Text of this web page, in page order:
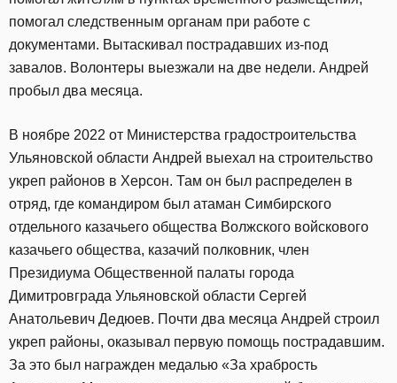
помогал следственным органам при работе с
документами. Вытаскивал пострадавших из-под
завалов. Волонтеры выезжали на две недели. Андрей
пробыл два месяца.
В ноябре 2022 от Министерства градостроительства
Ульяновской области Андрей выехал на строительство
укреп районов в Херсон. Там он был распределен в
отряд, где командиром был атаман Симбирского
отдельного казачьего общества Волжского войскового
казачьего общества, казачий полковник, член
Президиума Общественной палаты города
Димитровграда Ульяновской области Сергей
Анатольевич Дедюев. Почти два месяца Андрей строил
укреп районы, оказывал первую помощь пострадавшим.
За это был награжден медалью «За храбрость